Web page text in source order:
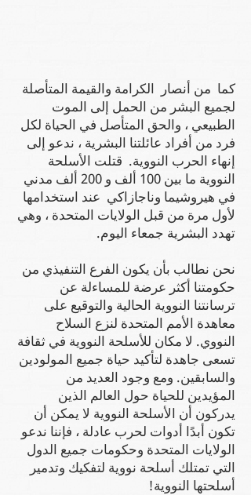
كما من أنصار الكرامة والقيمة المتأصلة
لجميع البشر من الحمل إلى الموت
الطبيعي ، والحق المتأصل في الحياة لكل
فرد من أفراد عائلتنا البشرية ، ندعو إلى
إنهاء الحرب النووية. قتلت الأسلحة
النووية ما بين 100 ألف و 200 ألف مدني
في هيروشيما وناجازاكي عند استخدامها
لأول مرة من قبل الولايات المتحدة ، وهي
تهدد البشرية جمعاء اليوم.
نحن نطالب بأن يكون الفرع التنفيذي من
حكومتنا أكثر عرضة للمساءلة عن
ترسانتنا النووية الحالية والتوقيع على
معاهدة الأمم المتحدة لنزع السلاح
النووي. لا مكان للأسلحة النووية في ثقافة
تسعى جاهدة لتأكيد حياة جميع المولودين
والسابقين. ومع وجود العديد من
المؤيدين للحياة حول العالم الذين
يدركون أن الأسلحة النووية لا يمكن أن
تكون أبدًا أدوات لحرب عادلة ، فإننا ندعو
الولايات المتحدة وحكومات جميع الدول
التي تمتلك أسلحة نووية لتفكيك وتدمير
أسلحتها النووية!